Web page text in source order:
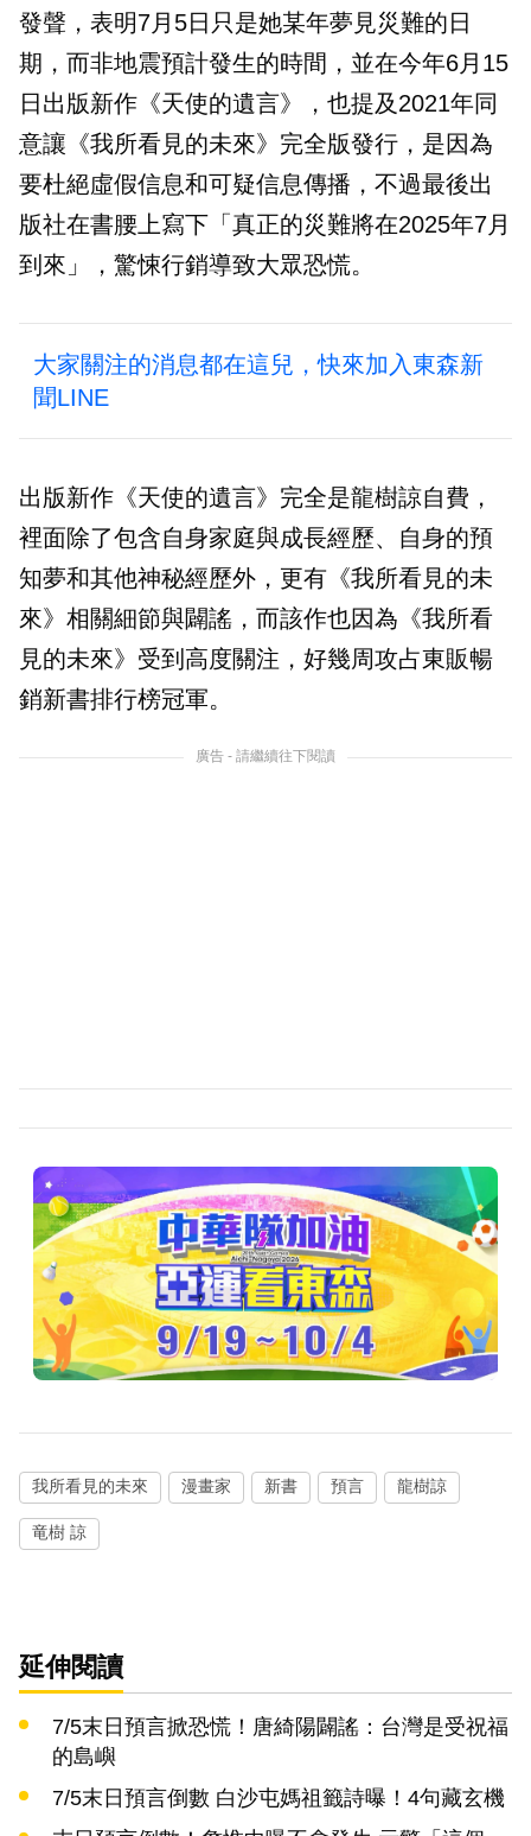
發聲，表明7月5日只是她某年夢見災難的日
期，而非地震預計發生的時間，並在今年6月15
日出版新作《天使的遺言》，也提及2021年同
意讓《我所看見的未來》完全版發行，是因為
要杜絕虛假信息和可疑信息傳播，不過最後出
版社在書腰上寫下「真正的災難將在2025年7月
到來」，驚悚行銷導致大眾恐慌。
大家關注的消息都在這兒，快來加入東森新
聞LINE
出版新作《天使的遺言》完全是龍樹諒自費，
裡面除了包含自身家庭與成長經歷、自身的預
知夢和其他神秘經歷外，更有《我所看見的未
來》相關細節與闢謠，而該作也因為《我所看
見的未來》受到高度關注，好幾周攻占東販暢
銷新書排行榜冠軍。
廣告 - 請繼續往下閱讀
我所看見的未來 漫畫家 新書 預言 龍樹諒
竜樹 諒
延伸閱讀
7/5末日預言掀恐慌！唐綺陽闢謠：台灣是受祝福
的島嶼
7/5末日預言倒數 白沙屯媽祖籤詩曝！4句藏玄機